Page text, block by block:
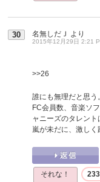
30 名無しだＪ より
2015年12月29日 2:21
>>26
誰にも無理だと思
FC会員数、音楽ソ
ャニーズのタレン
嵐が未だに、激しく
それな！ 233